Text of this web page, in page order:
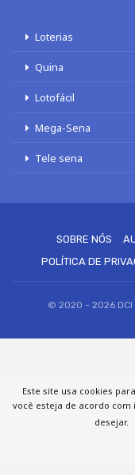
Loterias
Quina
Lotofácil
Mega-Sena
Tele sena
SOBRE NÓS
POLÍTICA DE
© 2020 - 2026
Este site usa cookies
você esteja de acordo com
desejar.